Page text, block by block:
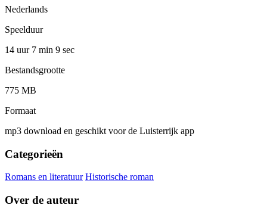
Nederlands
Speelduur
14 uur 7 min 9 sec
Bestandsgrootte
775 MB
Formaat
mp3 download en geschikt voor de Luisterrijk app
Categorieën
Romans en literatuur Historische roman
Over de auteur